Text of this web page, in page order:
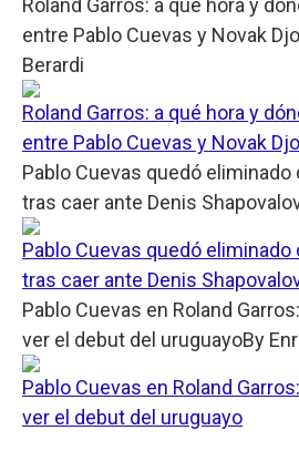
Roland Garros: a qué hora y
entre Pablo Cuevas y Novak
Berardi
Roland Garros: a qué hora y
entre Pablo Cuevas y Novak
Pablo Cuevas quedó eliminado
tras caer ante Denis
Pablo Cuevas quedó eliminado
tras caer ante Denis
Pablo Cuevas en Roland
ver el debut del uruguayoBy
Pablo Cuevas en Roland
ver el debut del uruguayo